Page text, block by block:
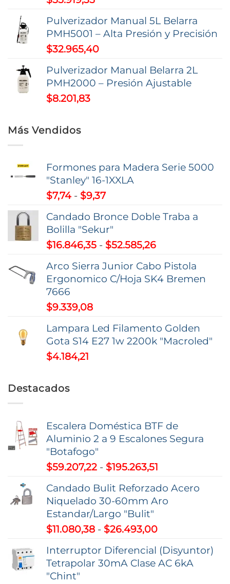
Pulverizador Manual 5L Belarra
PMH5001 – Alta Presión y Precisión
$32.965,40
Pulverizador Manual Belarra 2L
PMH2000 – Presión Ajustable
$8.201,83
Más Vendidos
Formones para Madera Serie 5000
"Stanley" 16-1XXLA
$7,74 - $9,37Rango
precios:
desde
$7,74
hasta
$9,37
Candado Bronce Doble Traba a
Bolilla "Sekur"
$16.846,35 - $52.585,26Rango
precios:
desde
$52.585,26
Arco Sierra Junior Cabo Pistola
Ergonomico C/Hoja SK4 Bremen
7666
$9.339,08
Lampara Led Filamento Golden
Gota S14 E27 1w 2200k "Macroled"
$4.184,21
Destacados
Escalera Doméstica BTF de
Aluminio 2 a 9 Escalones Segura
"Botafogo"
$59.207,22 - $195.263,51
precios:
desde
Candado Bulit Reforzado Acero
Niquelado 30-60mm Aro
Estandar/Largo "Bulit"
$11.080,38 - $26.493,00Rango
precios:
desde
Interruptor Diferencial (Disyuntor)
Tetrapolar 30mA Clase AC 6kA
"Chint"